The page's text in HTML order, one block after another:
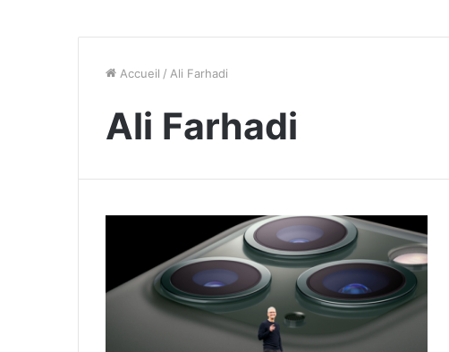
Accueil / Ali Farhadi
Ali Farhadi